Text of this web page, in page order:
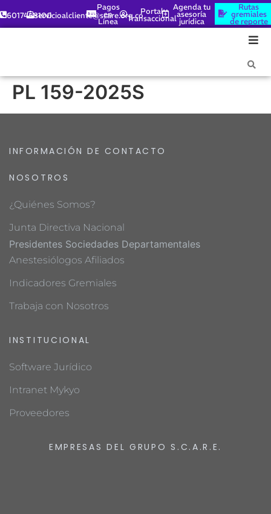
6017448100servicioalcliente@scare.org.co
Pagos
en
Línea
Portal
Transaccional
Agenda tu
asesoría
jurídica
Rutas
gremiales
de reporte
PL 159-2025S
INFORMACIÓN DE CONTACTO
NOSOTROS
¿Quiénes Somos?
Junta Directiva Nacional
Presidentes Sociedades Departamentales
Anestesiólogos Afiliados
Indicadores Gremiales
Trabaja con Nosotros
INSTITUCIONAL
Software Jurídico
Intranet Mykyo
Proveedores
EMPRESAS DEL GRUPO S.C.A.R.E.